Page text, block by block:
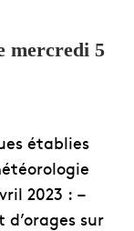
mercredi 5
établies
2023 : –
sur